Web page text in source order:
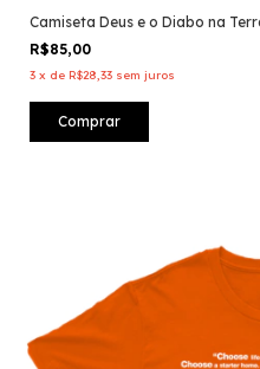
Camiseta Deus e o Diabo na
R$85,00
3 x de R$28,33 sem juros
Comprar